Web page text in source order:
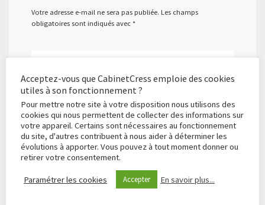
Votre adresse e-mail ne sera pas publiée. Les champs
obligatoires sont indiqués avec *
NOM
*
Acceptez-vous que CabinetCress emploie des cookies
utiles à son fonctionnement ?
Pour mettre notre site à votre disposition nous utilisons des
cookies qui nous permettent de collecter des informations sur
votre appareil. Certains sont nécessaires au fonctionnement
du site, d'autres contribuent à nous aider à déterminer les
évolutions à apporter. Vous pouvez à tout moment donner ou
retirer votre consentement.
Paramétrer les cookies Accepter En savoir plus...